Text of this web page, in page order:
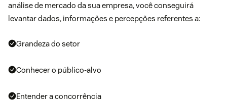
análise de mercado da sua empresa, você conseguirá
levantar dados, informações e percepções referentes a:
Grandeza do setor
Conhecer o público-alvo
Entender a concorrência